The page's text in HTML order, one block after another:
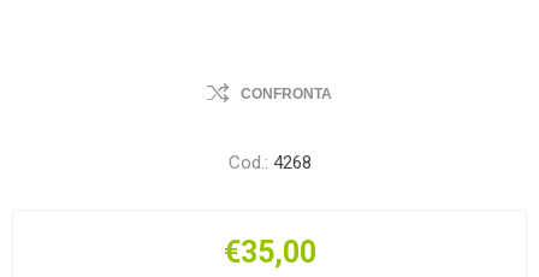
CONFRONTA
Cod.: 4268
€35,00